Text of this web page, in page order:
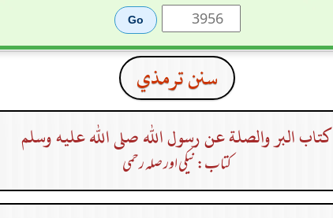
سنن ترمذي
كتاب البر والصلة عن رسول الله صلى الله عليه وسلم
کتاب: نیکی اور صلہ رحمی